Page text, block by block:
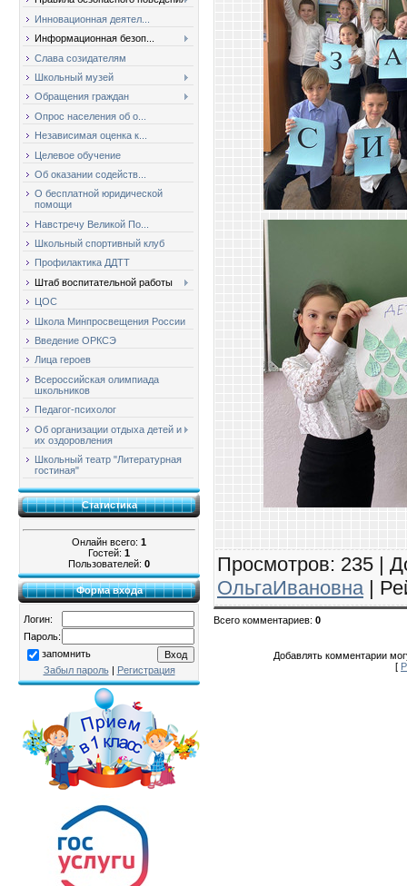
Инновационная деятел...
Информационная безоп...
Слава созидателям
Школьный музей
Обращения граждан
Опрос населения об о...
Независимая оценка к...
Целевое обучение
Об оказании содейств...
О бесплатной юридической
помощи
Навстречу Великой По...
Школьный спортивный клуб
Профилактика ДДТТ
Штаб воспитательной работы
ЦОС
Школа Минпросвещения России
Введение ОРКСЭ
Лица героев
Всероссийская олимпиада
школьников
Педагог-психолог
Об организации отдыха детей и
их оздоровления
Школьный театр "Литературная
гостиная"
Статистика
Онлайн всего: 1
Гостей: 1
Пользователей: 0
Форма входа
Логин:
Пароль:
запомнить
Забыл пароль| Регистрация
Просмотров: 235 |
ОльгаИвановна |
Всего комментариев: 0
Добавлять комментарии
[